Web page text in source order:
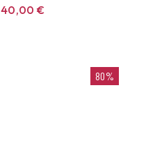
40,00€
80%